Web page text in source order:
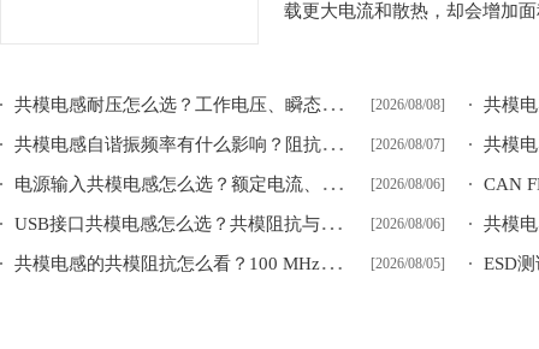
载更大电流和散热，却会增加
[2026/08/08]
共
模电感耐压怎么选？工作电压、瞬态电压与绕组绝缘
[2026/08/07]
共
模电感自谐振频率有什么影响？阻抗峰值后的下降原因
[2026/08/06]
电
源输入共模电感怎么选？额定电流、DCR和耐压检查
[2026/08/06]
U
SB接口共模电感怎么选？共模阻抗与高速差模插损
[2026/08/05]
共
模电感的共模阻抗怎么看？100 MHz参数不能直接代表滤波效果